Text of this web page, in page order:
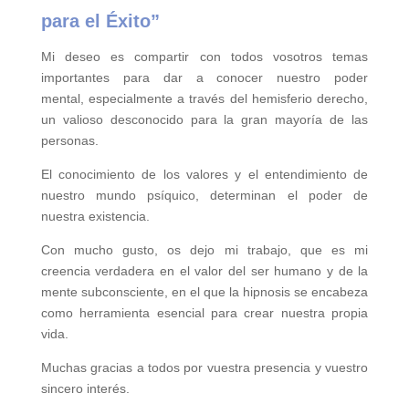
para el Éxito”
Mi deseo es compartir con todos vosotros temas
importantes para
dar a conocer nuestro poder
mental, especialmente a través del hemisferio derecho,
un valioso desconocido para la gran mayoría de las
personas.
El conocimiento de los valores y el entendimiento de
nuestro mundo psíquico, determinan el poder de
nuestra existencia.
Con mucho gusto, os dejo mi trabajo, que es mi
creencia verdadera en el valor del ser humano y de la
mente subconsciente, en el que la hipnosis se encabeza
como herramienta esencial para crear nuestra propia
vida.
Muchas gracias a todos por vuestra presencia y vuestro
sincero interés.